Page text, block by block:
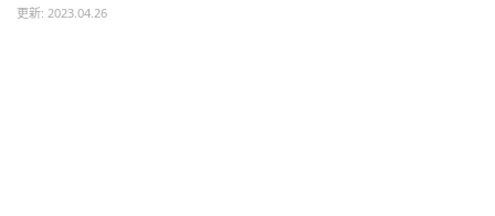
更新: 2023.04.26